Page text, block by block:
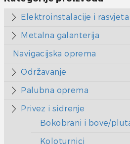
Elektroinstalacije i rasvjeta
Metalna galanterija
Navigacijska oprema
Održavanje
Palubna oprema
Privez i sidrenje
Bokobrani i bove/
Koloturnici